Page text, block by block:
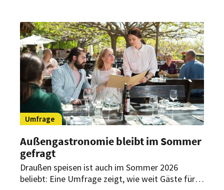
Deutschen. Sie ist der Meinung, dass die 7-
Prozent-Mehrwertsteuer in der Gastronomie
beibehalten werden sollte. Dies verdeutlicht eine
aktuelle Umfrage des
Meinungsforschungsinstituts Civey im Auftrag
der Metro AG.
Umfrage
Außengastronomie bleibt im Sommer
gefragt
Draußen speisen ist auch im Sommer 2026
beliebt: Eine Umfrage zeigt, wie weit Gäste für